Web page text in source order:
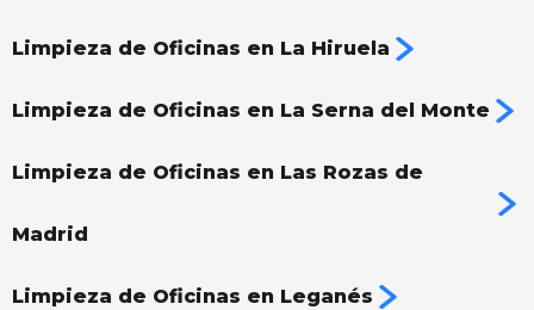
Limpieza de Oficinas en La Hiruela
Limpieza de Oficinas en La Serna del Monte
Limpieza de Oficinas en Las Rozas de
Madrid
Limpieza de Oficinas en Leganés